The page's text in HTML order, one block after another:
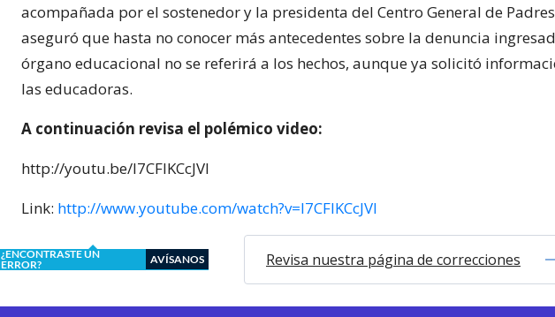
acompañada por el sostenedor y la presidenta del Centro General de
aseguró que hasta no conocer más antecedentes sobre la denuncia
órgano educacional no se referirá a los hechos, aunque ya solicitó
las educadoras.
A continuación revisa el polémico video:
http://youtu.be/I7CFlKCcJVI
Link: http://www.youtube.com/watch?v=I7CFlKCcJVI
¿ENCONTRASTE UN
ERROR?
AVÍSANOS Revisa nuestra página de correcciones